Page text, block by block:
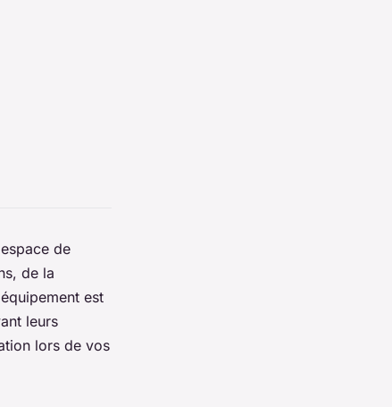
de
de la
est
leurs
lors de vos